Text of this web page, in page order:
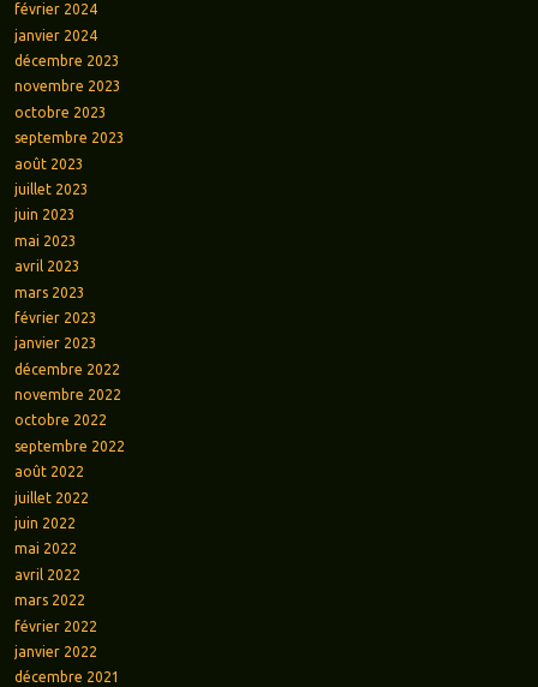
février 2024
janvier 2024
décembre 2023
novembre 2023
octobre 2023
septembre 2023
août 2023
juillet 2023
juin 2023
mai 2023
avril 2023
mars 2023
février 2023
janvier 2023
décembre 2022
novembre 2022
octobre 2022
septembre 2022
août 2022
juillet 2022
juin 2022
mai 2022
avril 2022
mars 2022
février 2022
janvier 2022
décembre 2021